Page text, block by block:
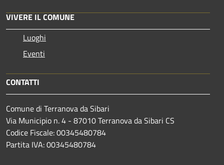
VIVERE IL COMUNE
Luoghi
Eventi
CONTATTI
Comune di Terranova da Sibari
Via Municipio n. 4 - 87010 Terranova da Sibari CS
Codice Fiscale: 00345480784
Partita IVA: 00345480784